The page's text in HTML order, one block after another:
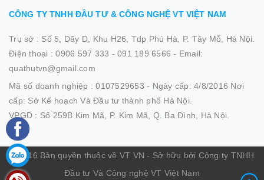
CÔNG TY TNHH ĐẦU TƯ & CÔNG NGHỆ VT VIỆT NAM
Trụ sở : Số 5, Dãy D, Khu H26, Tdp Phú Hà, P. Tây Mỗ, Hà Nội.
Điện thoại :0906 597 333 - 091 189 6566 - Email:
quathutvn@gmail.com
Mã số doanh nghiệp :0107529653 - Ngày cấp: 4/8/2016 Nơi
cấp: Sở Kế hoạch Và Đầu tư thành phố Hà Nội.
VPGD : Số 259B Kim Mã, P. Kim Mã, Q. Ba Đình, Hà Nội.
© 2016 Bản quyền thuộc về VT VN - Sở hữu bởi Công ty TNHH
Đầu tư Và Công nghệ VT Việt Nam